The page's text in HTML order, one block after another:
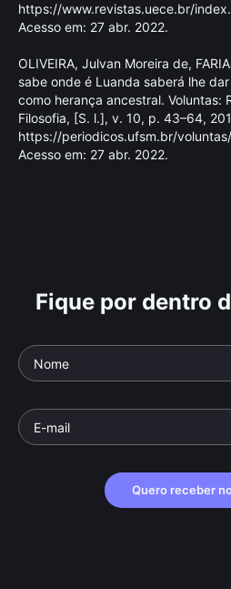
https://www.revistas.uece.br/
Acesso em: 27 abr. 2022.
OLIVEIRA, Julvan Moreira de,
sabe onde é Luanda saberá lhe
como herança ancestral. Voluntas:
Filosofia, [S. l.], v. 10, p. 43–64,
https://periodicos.ufsm.br/
Acesso em: 27 abr. 2022.
Fique por dentro
Quero receber